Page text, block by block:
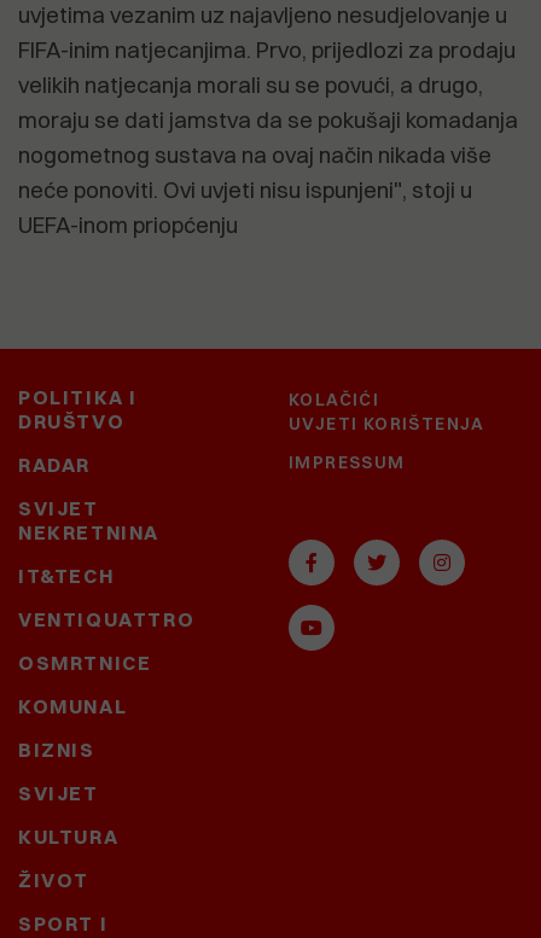
uvjetima vezanim uz najavljeno nesudjelovanje u
FIFA-inim natjecanjima. Prvo, prijedlozi za prodaju
velikih natjecanja morali su se povući, a drugo,
moraju se dati jamstva da se pokušaji komadanja
nogometnog sustava na ovaj način nikada više
neće ponoviti. Ovi uvjeti nisu ispunjeni", stoji u
UEFA-inom priopćenju
POLITIKA I
DRUŠTVO
RADAR
SVIJET
NEKRETNINA
IT&TECH
VENTIQUATTRO
OSMRTNICE
KOMUNAL
BIZNIS
SVIJET
KULTURA
ŽIVOT
SPORT I
KOLAČIĆI
UVJETI KORIŠTENJA
IMPRESSUM